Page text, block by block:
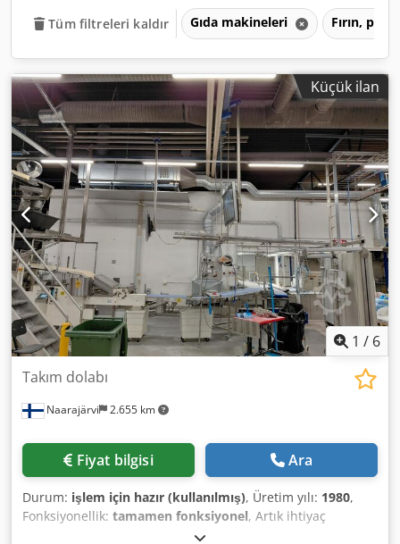
Tüm filtreleri kaldır Gıda makineleri Fırın,
Küçük ilan
1 / 6
Naarajärvi 2.655 km
Takım dolabı
Fiyat bilgisi Ara
Durum: işlem için hazır (kullanılmış), Üretim yılı: 1980,
Fonksiyonellik: tamamen fonksiyonel, Artık ihtiyaç
duyulmadığı için fermantasyon dolabı satılık. Crsdpfex Iu